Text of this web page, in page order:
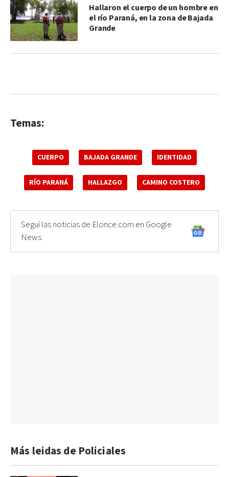
Hallaron el cuerpo de un hombre en
el río Paraná, en la zona de Bajada
Grande
Temas:
CUERPO BAJADA GRANDE IDENTIDAD
RÍO PARANÁ HALLAZGO CAMINO COSTERO
Seguí las noticias de Elonce.com en Google
News
Más leidas de Policiales